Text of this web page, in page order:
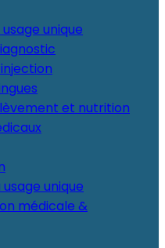
usage unique
et nutrition
unique
médicale &